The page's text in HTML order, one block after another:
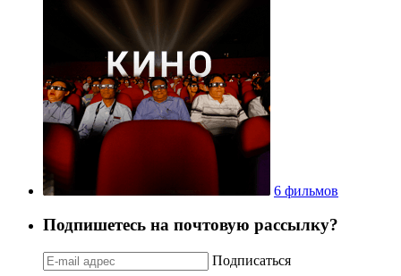
6 фильмов
Подпишетесь на почтовую рассылку?
Подписаться